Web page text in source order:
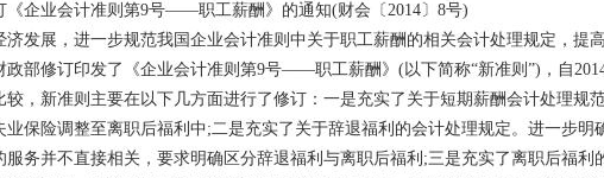
《企业会计准则第9号——职工薪酬》的通知(财会〔2014〕8号)
济发展，进一步规范我国企业会计准则中关于职工薪酬的相关会计处理规定，提
政部修订印发了《企业会计准则第9号——职工薪酬》(以下简称“新准则”)，自
较，新准则主要在以下几方面进行了修订：一是充实了关于短期薪酬会计处理规
业保险调整至离职后福利中;二是充实了关于辞退福利的会计处理规定。进一步明
务并不直接相关，要求明确区分辞退福利与离职后福利;三是充实了离职后福利